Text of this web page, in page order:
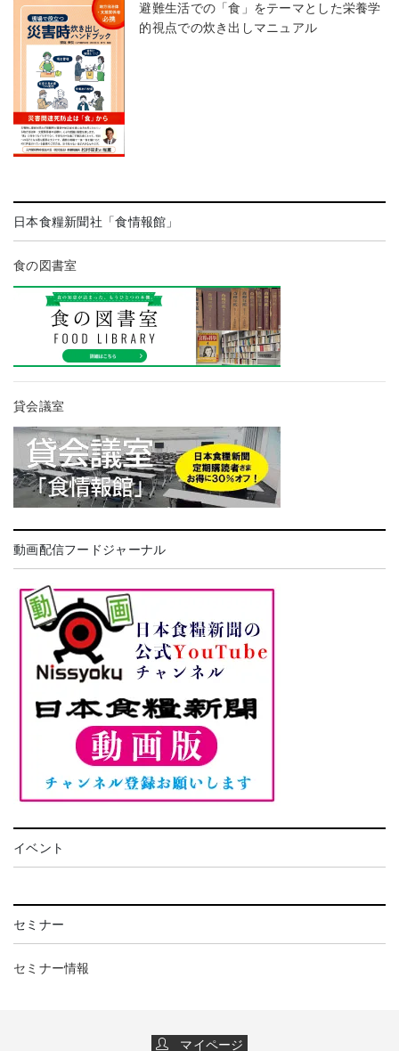
避難生活での「食」をテーマとした栄養学
的視点での炊き出しマニュアル
日本食糧新聞社「食情報館」
食の図書室
貸会議室
動画配信フードジャーナル
イベント
セミナー
セミナー情報
マイページ